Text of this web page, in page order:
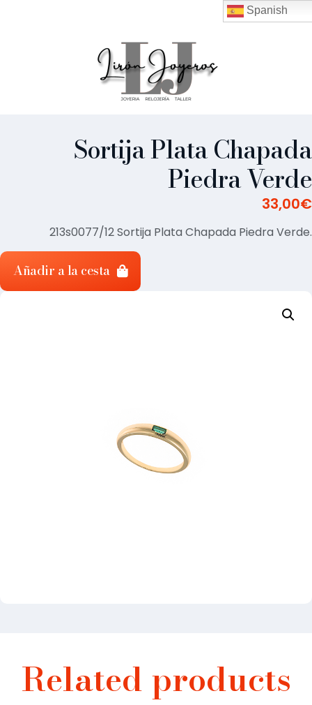
Sortija Plata Chapada
Piedra Verde
33,00€
213s0077/12 Sortija Plata Chapada Piedra Verde.
Añadir a la cesta
Related products
Spanish